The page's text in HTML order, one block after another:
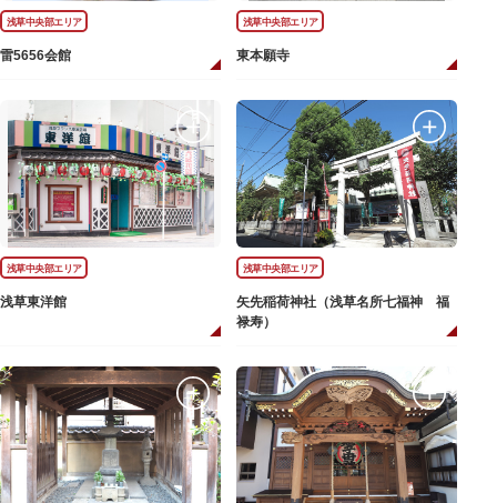
浅草中央部エリア
雷5656会館
浅草中央部エリア
東本願寺
浅草中央部エリア
浅草東洋館
浅草中央部エリア
矢先稲荷神社（浅草名所七福神 福
禄寿）